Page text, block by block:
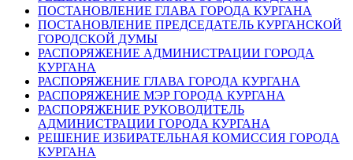
ПОСТАНОВЛЕНИЕ ГЛАВА ГОРОДА КУРГАНА
ПОСТАНОВЛЕНИЕ ПРЕДСЕДАТЕЛЬ КУРГАНСКОЙ
ГОРОДСКОЙ ДУМЫ
РАСПОРЯЖЕНИЕ АДМИНИСТРАЦИИ ГОРОДА
КУРГАНА
РАСПОРЯЖЕНИЕ ГЛАВА ГОРОДА КУРГАНА
РАСПОРЯЖЕНИЕ МЭР ГОРОДА КУРГАНА
РАСПОРЯЖЕНИЕ РУКОВОДИТЕЛЬ
АДМИНИСТРАЦИИ ГОРОДА КУРГАНА
РЕШЕНИЕ ИЗБИРАТЕЛЬНАЯ КОМИССИЯ ГОРОДА
КУРГАНА